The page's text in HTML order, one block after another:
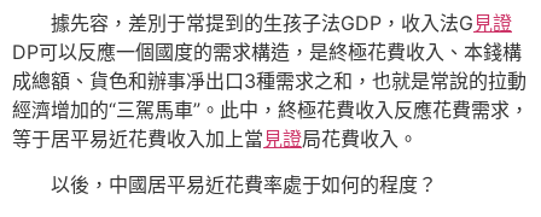
據先容，差別于常提到的生孩子法GDP，收入法G 見證
DP可以反應一個國度的需求構造，是終極花費收入、本錢構
成總額、貨色和辦事凈出口3種需求之和，也就是常說的拉動
經濟增加的“三駕馬車”。此中，終極花費收入反應花費需求，
等于居平易近花費收入加上當 見證局花費收入。
以後，中國居平易近花費率處于如何的程度？